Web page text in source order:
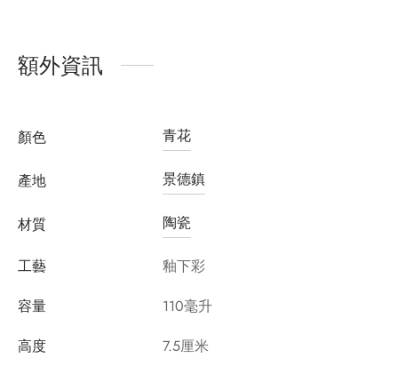
額外資訊
顏色 青花
產地 景德鎮
材質 陶瓷
工藝
釉下彩
容量
110毫升
高度
7.5厘米